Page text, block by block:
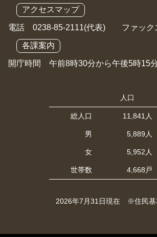
アクセスマップ
電話 0238-85-2111(代表) ファック
各課案内
開庁時間 午前8時30分から午後5時15
人口
総人口 11,841人
男 5,889人
女 5,952人
世帯数 4,668戸
2026年7月31日現在 ※住民基